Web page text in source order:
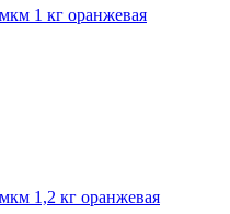
1 кг оранжевая
1,2 кг оранжевая